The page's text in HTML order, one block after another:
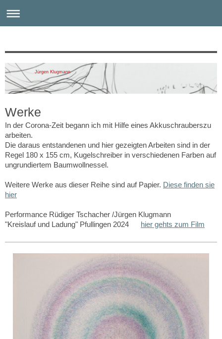
Jürgen Klugmann
Werke
In der Corona-Zeit begann ich mit Hilfe eines Akkuschrauberszu
arbeiten.
Die daraus entstandenen und hier gezeigten Arbeiten sind in der
Regel 180 x 155 cm, Kugelschreiber in verschiedenen Farben auf
ungrundiertem Baumwollnessel.
Weitere Werke aus dieser Reihe sind auf Papier. Diese finden sie
hier
Performance Rüdiger Tschacher /Jürgen Klugmann
"Kreislauf und Ladung" Pfullingen 2024 hier gehts zum Film